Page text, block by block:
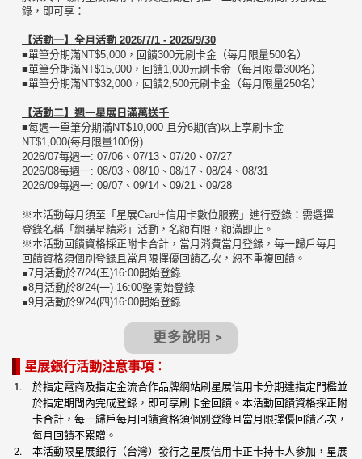
錄，即可享：
【活動一】全月活動 2026/7/1 - 2026/9/30
■單筆分期滿NT$5,000，回饋300元刷卡金（每月限量500名）
■單筆分期滿NT$15,000，回饋1,000元刷卡金（每月限量300名）
■單筆分期滿NT$32,000，回饋2,500元刷卡金（每月限量250名）
【活動二】週一星展日滿萬送千
■每週一單筆分期滿NT$10,000 且分6期(含)以上享刷卡金
NT$1,000(每月限量100份)
2026/07每週一: 07/06、07/13、07/20、07/27
2026/08每週一: 08/03、08/10、08/17、08/24、08/31
2026/09每週一: 09/07、09/14、09/21、09/28
※本活動每月須至「星展Card+信用卡數位服務」進行登錄：需選擇
登錄名稱「網購星精彩」活動，名額有限，額滿即止。
※本活動回饋資格採正附卡合計，當月消費當月登錄，每一歸戶每月
回饋資格須個別登錄且當月限擇優回饋乙次，恕不重複回饋。
●7月活動於7/24(五)16:00開始登錄
●8月活動於8/24(一) 16:00整開始登錄
●9月活動於9/24(四)16:00開始登錄
更多說明 >
星展銀行活動注意事項 ：
於指定電商及指定金流合作品牌網站刷星展信用卡分期達指定門檻並
於指定期間內完成登錄，即可享刷卡金回饋。本活動回饋資格採正附
卡合計，每一歸戶每月回饋資格須個別登錄且當月限擇優回饋乙次，
每月回饋不累贈。
本活動限星展銀行（台灣）發行之星展信用卡正卡持卡人參加，星展